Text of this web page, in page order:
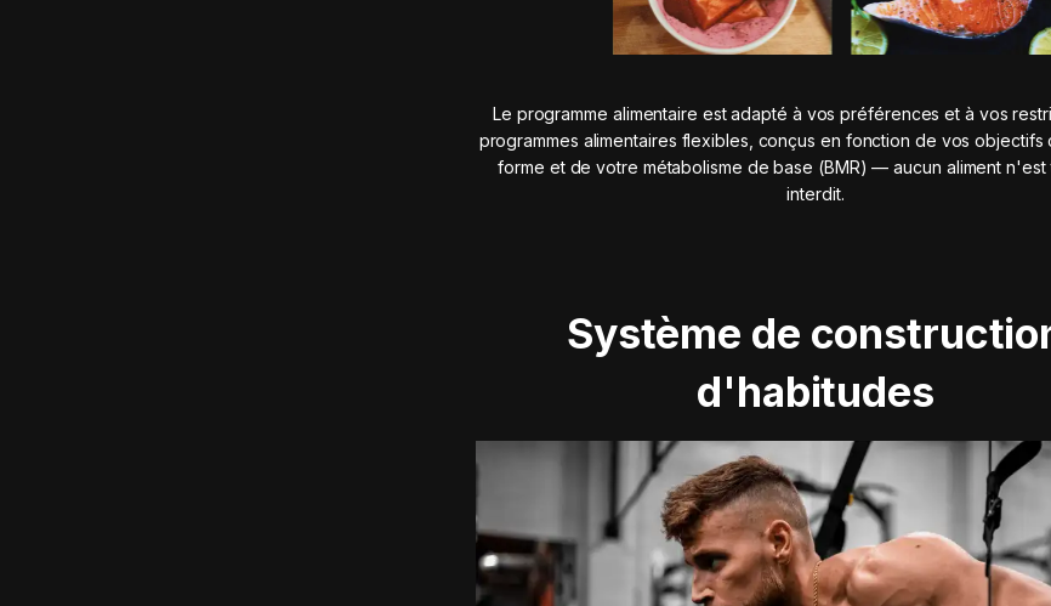
Le programme alimentaire est adapté à vos préférences et à vos
programmes alimentaires flexibles, conçus en fonction de vos objectifs
forme et de votre métabolisme de base (BMR) — aucun aliment n'est
interdit.
Système de
d'habitudes